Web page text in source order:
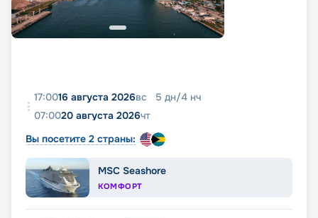
17:0016 августа 2026вс 5 дн/4 нч
07:0020 августа 2026чт
Вы посетите 2 страны:
MSC Seashore
КОМФОРТ